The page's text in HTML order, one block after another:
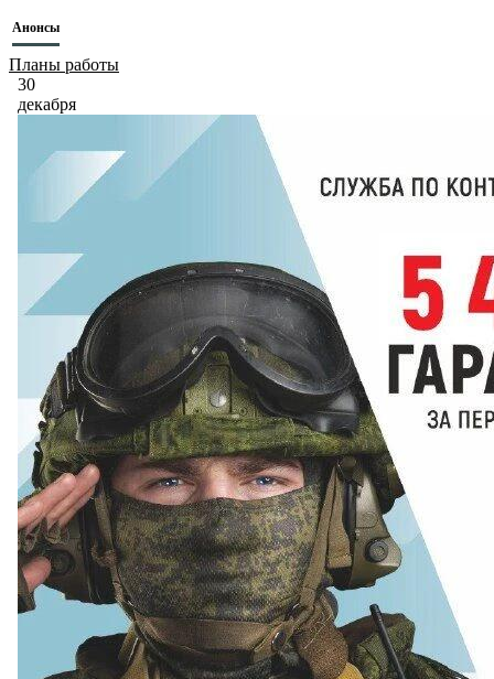
Анонсы
Планы работы
30
декабря